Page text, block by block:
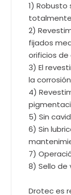
1)
2)
fijados
orificios
3) El
la
4)
5) Sin
6) Sin
7)
8) Sello
Drotec es